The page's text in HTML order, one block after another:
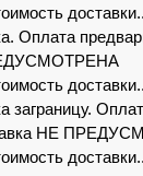
Оплата
заграницу.
НЕ